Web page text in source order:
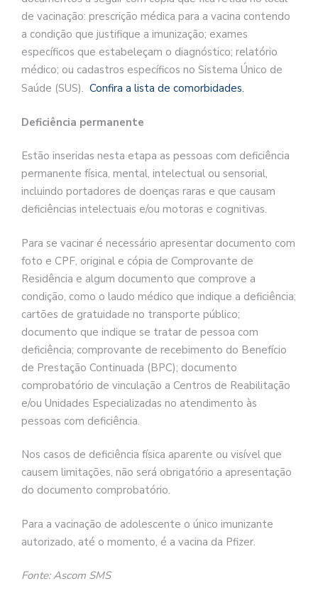
de vacinação: prescrição médica para a vacina contendo
a condição que justifique a imunização; exames
específicos que estabeleçam o diagnóstico; relatório
médico; ou cadastros específicos no Sistema Único de
Saúde (SUS). Confira a lista de comorbidades.
Deficiência permanente
Estão inseridas nesta etapa as pessoas com deficiência
permanente física, mental, intelectual ou sensorial,
incluindo portadores de doenças raras e que causam
deficiências intelectuais e/ou motoras e cognitivas.
Para se vacinar é necessário apresentar documento com
foto e CPF, original e cópia de Comprovante de
Residência e algum documento que comprove a
condição, como o laudo médico que indique a deficiência;
cartões de gratuidade no transporte público;
documento que indique se tratar de pessoa com
deficiência; comprovante de recebimento do Benefício
de Prestação Continuada (BPC); documento
comprobatório de vinculação a Centros de Reabilitação
e/ou Unidades Especializadas no atendimento às
pessoas com deficiência.
Nos casos de deficiência física aparente ou visível que
causem limitações, não será obrigatório a apresentação
do documento comprobatório.
Para a vacinação de adolescente o único imunizante
autorizado, até o momento, é a vacina da Pfizer.
Fonte: Ascom SMS